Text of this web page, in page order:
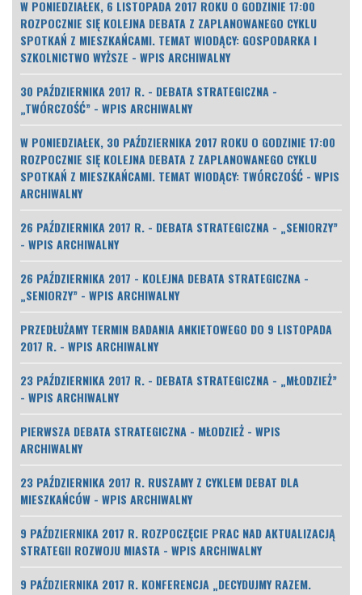
W PONIEDZIAŁEK, 6 LISTOPADA 2017 ROKU O GODZINIE 17:00
ROZPOCZNIE SIĘ KOLEJNA DEBATA Z ZAPLANOWANEGO CYKLU
SPOTKAŃ Z MIESZKAŃCAMI. TEMAT WIODĄCY: GOSPODARKA I
SZKOLNICTWO WYŻSZE - WPIS ARCHIWALNY
30 PAŹDZIERNIKA 2017 R. - DEBATA STRATEGICZNA -
„TWÓRCZOŚĆ” - WPIS ARCHIWALNY
W PONIEDZIAŁEK, 30 PAŹDZIERNIKA 2017 ROKU O GODZINIE 17:00
ROZPOCZNIE SIĘ KOLEJNA DEBATA Z ZAPLANOWANEGO CYKLU
SPOTKAŃ Z MIESZKAŃCAMI. TEMAT WIODĄCY: TWÓRCZOŚĆ - WPIS
ARCHIWALNY
26 PAŹDZIERNIKA 2017 R. - DEBATA STRATEGICZNA - „SENIORZY”
- WPIS ARCHIWALNY
26 PAŹDZIERNIKA 2017 - KOLEJNA DEBATA STRATEGICZNA -
„SENIORZY” - WPIS ARCHIWALNY
PRZEDŁUŻAMY TERMIN BADANIA ANKIETOWEGO DO 9 LISTOPADA
2017 R. - WPIS ARCHIWALNY
23 PAŹDZIERNIKA 2017 R. - DEBATA STRATEGICZNA - „MŁODZIEŻ”
- WPIS ARCHIWALNY
PIERWSZA DEBATA STRATEGICZNA - MŁODZIEŻ - WPIS
ARCHIWALNY
23 PAŹDZIERNIKA 2017 R. RUSZAMY Z CYKLEM DEBAT DLA
MIESZKAŃCÓW - WPIS ARCHIWALNY
9 PAŹDZIERNIKA 2017 R. ROZPOCZĘCIE PRAC NAD AKTUALIZACJĄ
STRATEGII ROZWOJU MIASTA - WPIS ARCHIWALNY
9 PAŹDZIERNIKA 2017 R. KONFERENCJA „DECYDUJMY RAZEM.